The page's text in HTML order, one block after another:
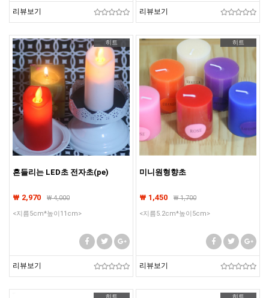
리뷰보기 리뷰보기
히트
흔들리는 LED초 전자초(pe)
₩ 2,970 ₩4,000
<지름5cm*높이11cm>
리뷰보기
히트
미니원형향초
₩ 1,450 ₩1,700
<지름5.2cm*높이5cm>
리뷰보기